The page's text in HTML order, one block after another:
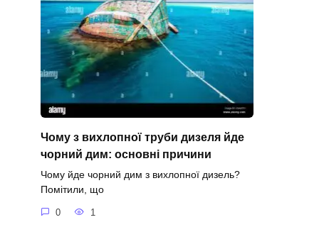
Чому з вихлопної труби дизеля йде
чорний дим: основні причини
Чому йде чорний дим з вихлопної дизель?
Помітили, що
0 1